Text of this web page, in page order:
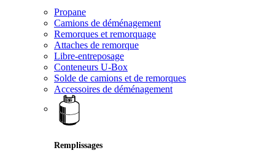
Propane
Camions de déménagement
Remorques et remorquage
Attaches de remorque
Libre-entreposage
Conteneurs U-Box
Solde de camions et de remorques
Accessoires de déménagement
Remplissages